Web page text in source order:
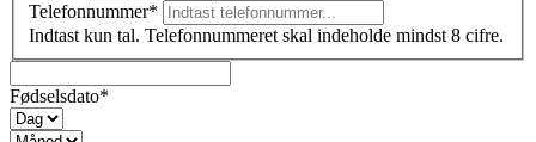
Telefonnummer*
Indtast kun tal. Telefonnummeret skal indeholde mindst 8 cifre.
Fødselsdato*